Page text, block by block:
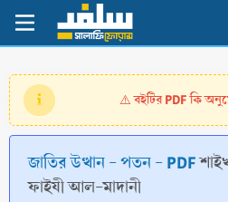
⚠️বইটির PDF কি
জাতির উত্থান - পতন - PDF
ফাইযী আল-মাদানী